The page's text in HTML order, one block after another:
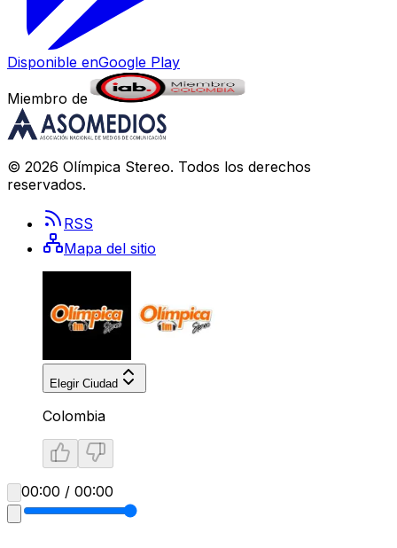
Disponible enGoogle Play
Miembro de
© 2026 Olímpica Stereo. Todos los derechos
reservados.
RSS
Mapa del sitio
Elegir Ciudad
Colombia
00:00 / 00:00